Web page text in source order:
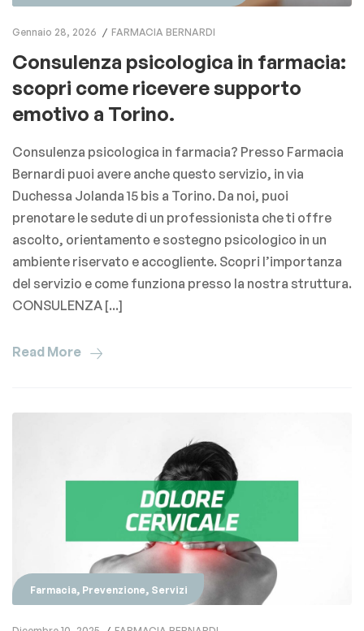
Gennaio 28, 2026 FARMACIA BERNARDI
Consulenza psicologica in farmacia:
scopri come ricevere supporto
emotivo a Torino.
Consulenza psicologica in farmacia? Presso Farmacia
Bernardi puoi avere anche questo servizio, in via
Duchessa Jolanda 15 bis a Torino. Da noi, puoi
prenotare le sedute di un professionista che ti offre
ascolto, orientamento e sostegno psicologico in un
ambiente riservato e accogliente. Scopri l’importanza
del servizio e come funziona presso la nostra struttura.
CONSULENZA [...]
Read More
Farmacia, Prevenzione, Servizi